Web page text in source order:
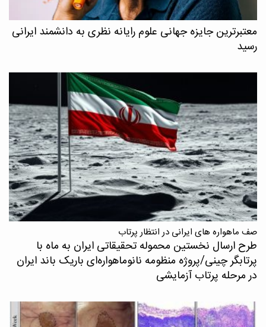
معتبرترین جایزه جهانی علوم رایانه نظری به دانشمند ایرانی
رسید
صف ماهواره های ایرانی در انتظار پرتاب
طرح ارسال نخستین محموله تحقیقاتی ایران به ماه با
پرتابگر چینی/پروژه منظومه نانوماهواره‌ای باریک باند ایران
در مرحله پرتاب آزمایشی